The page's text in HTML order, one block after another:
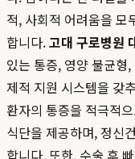
적, 사회적 어려움을 모
합니다.고대 구로병원
있는 통증, 영양 불균형
제적 지원 시스템을 갖
환자의 통증을 적극적
식단을 제공하며, 정신